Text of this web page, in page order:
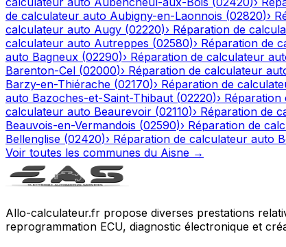
de calculateur auto Aubigny-en-Laonnois (02820)›
calculateur auto Augy (02220)› Réparation de
calculateur auto Autreppes (02580)› Réparation de
auto Bagneux (02290)› Réparation de calculateur
Barenton-Cel (02000)› Réparation de calculateur
Barzy-en-Thiérache (02170)› Réparation de
auto Bazoches-et-Saint-Thibaut (02220)› Réparation
calculateur auto Beaurevoir (02110)› Réparation de
Beauvois-en-Vermandois (02590)› Réparation de
Bellenglise (02420)› Réparation de calculateur auto
Voir toutes les communes du Aisne →
Allo-calculateur.fr propose diverses prestations
reprogrammation ECU, diagnostic électronique et